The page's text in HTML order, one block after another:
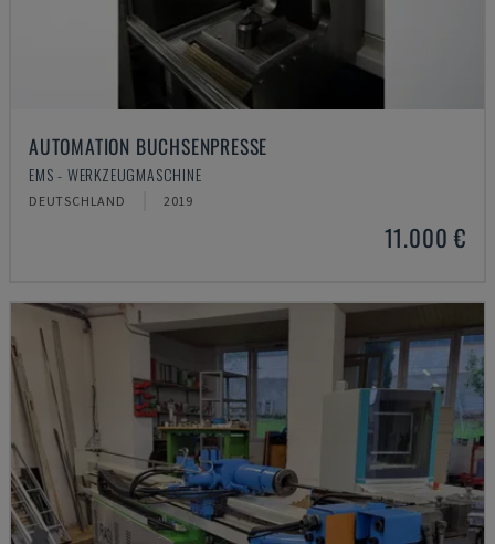
AUTOMATION BUCHSENPRESSE
EMS - WERKZEUGMASCHINE
DEUTSCHLAND 2019
11.000 €